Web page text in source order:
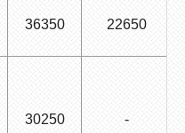
36350 22650
30250 -